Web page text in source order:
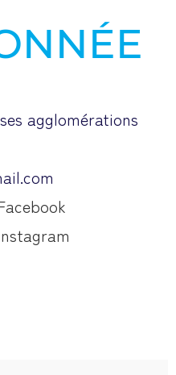
agglomérations